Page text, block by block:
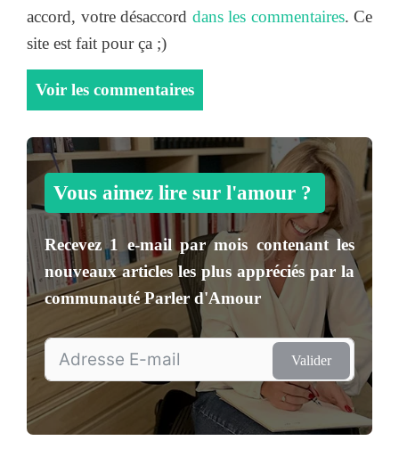
accord, votre désaccord dans les commentaires. Ce
site est fait pour ça ;)
Voir les commentaires
Vous aimez lire sur l'amour ?
Recevez1 e-mail par mois contenant les
nouveaux articles les plus appréciés par la
communautéParler d'Amour
Valider